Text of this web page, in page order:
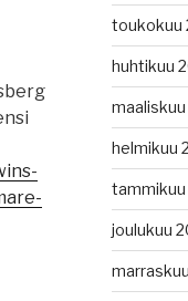
toukokuu
huhtikuu
helmikuu
joulukuu